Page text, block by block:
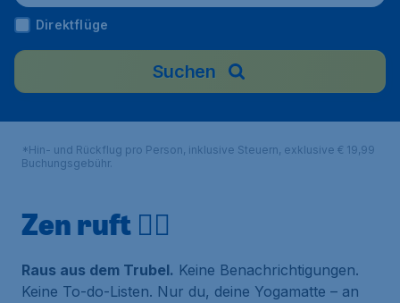
Direktflüge
Suchen
*Hin- und Rückflug pro Person, inklusive Steuern, exklusive € 19,99
Buchungsgebühr.
Zen ruft 🧘‍♀️
Raus aus dem Trubel. Keine Benachrichtigungen.
Keine To-do-Listen. Nur du, deine Yogamatte – an